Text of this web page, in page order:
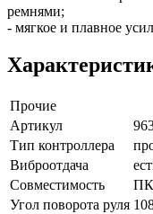
ремнями;
- мягкое и плавное
Прочие
Артикул
Тип контроллера
Виброотдача
Совместимость
Угол поворота руля